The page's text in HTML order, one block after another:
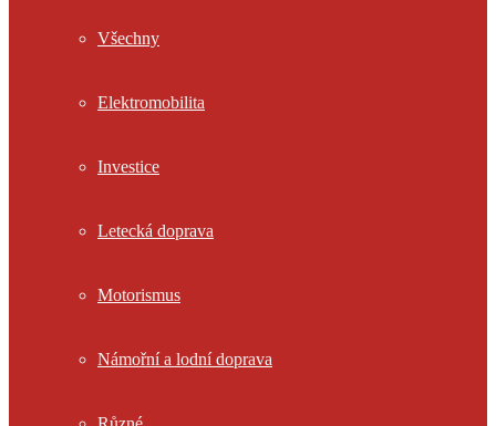
Všechny
Elektromobilita
Investice
Letecká doprava
Motorismus
Námořní a lodní doprava